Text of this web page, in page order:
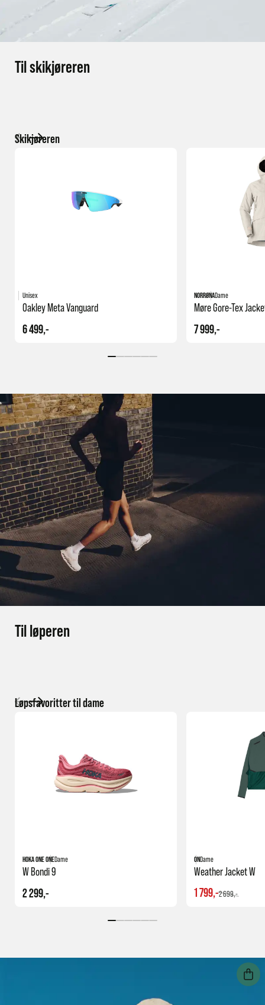
Til skikjøreren
Skikjøreren
Unisex
Oakley Meta Vanguard
6 499,-
NORRØNADame
Møre Gore-Tex
7 999,-
Til løperen
Løpsfavoritter til dame
HOKA ONE ONEDame
W Bondi 9
2 299,-
ONDame
Weather Jacket W
2 699,-
1 799,-